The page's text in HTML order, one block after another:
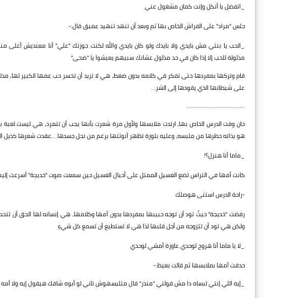
_اتفضل يا أنكل وإنت كمان مشغول عني
جلس "مراد" على الفراش الخاص بها ثم وبعد أن تنهد تنهيد عميق قال:-
_الحب يا بنتي مش بايدي ولا بايدك ولو كان بايدي والله لكنت جوزتك "علي" أنا معنديش
مذلولة للحب إلا إذا كان في حد مذلول عشانك سبيهم يعيشوا يا "ضحى"
قام وتركها بمفردها حتى تفكر في كلامه بدون ضغط، هي لا تريد أن تخسر حب عمها الكبير لها،
على شيطانها الذي يقودها إلى الشر...
.......................................
حان وقت الدرس الخاص بها، ارتدت ملابسها ولأول مرة شعرت بأنها يجب أن تتمرد، هي ليست
هو بذاته حظرها من ملبسه، وعليه بلوزة تظهر أنوثتها برغم من نحل جسدها....عقدت شعرها كذيل
_ماما أنا هنزل؟!
كانت أمها في التراس تضع الغسيل الممتل على أحبال الغسيل حين سمعت صوت "خديجة" أسرعت
-راحة الدرس استنى هوصلك
رفضت "خديجة" حيثُ تود أن توجه حبيبها بمفردها بدون أمها وكلامها، هي إنسانه لها الحق أن
ولكن هي تود أن تتزوجه من أجل قلبها لذا هي لا تستطيع أن تسمع كل شيءٍ
_لا يا ماما أنا هروح لوحدي عاوزة أمشي لوحدي
حدقت أمها بملابسها ثم قالت بغيظ:-
_إيه اللي إنتي لبساه دا مش قولتي "منذر" قال متلبسهوش تاني لو أبوه شافك هيقول إيه ولا